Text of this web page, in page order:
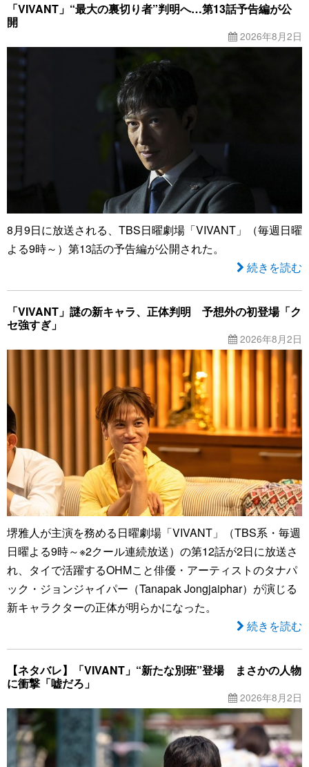
「VIVANT」“最大の裏切り者”判明へ…第13話予告編が公
開
2026年8月2日
8月9日に放送される、TBS日曜劇場「VIVANT」（毎週日曜
よる9時～）第13話の予告編が公開された。
続きを読む
「VIVANT」謎の新キャラ、正体判明 予想外の初登場「ク
セ強すぎ」
2026年8月2日
堺雅人が主演を務める日曜劇場「VIVANT」（TBS系・毎週
日曜よる9時～※2クール連続放送）の第12話が2日に放送さ
れ、タイで活躍するOHMこと俳優・アーティストのタナパ
ック・ジョンジャイパー（Tanapak Jongjaiphar）が演じる
新キャラクターの正体が明らかになった。
続きを読む
【ネタバレ】「VIVANT」“新たな別班”登場 まさかの人物
に衝撃「嘘だろ」
2026年8月2日